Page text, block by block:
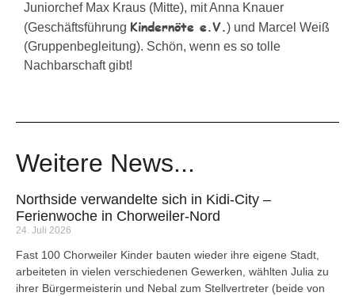
Juniorchef Max Kraus (Mitte), mit Anna Knauer
(Geschäftsführung Kindernöte e.V.) und Marcel Weiß
(Gruppenbegleitung). Schön, wenn es so tolle
Nachbarschaft gibt!
Weitere News...
Northside verwandelte sich in Kidi-City –
Ferienwoche in Chorweiler-Nord
24. Juli 2026
Fast 100 Chorweiler Kinder bauten wieder ihre eigene Stadt,
arbeiteten in vielen verschiedenen Gewerken, wählten Julia zu
ihrer Bürgermeisterin und Nebal zum Stellvertreter (beide von